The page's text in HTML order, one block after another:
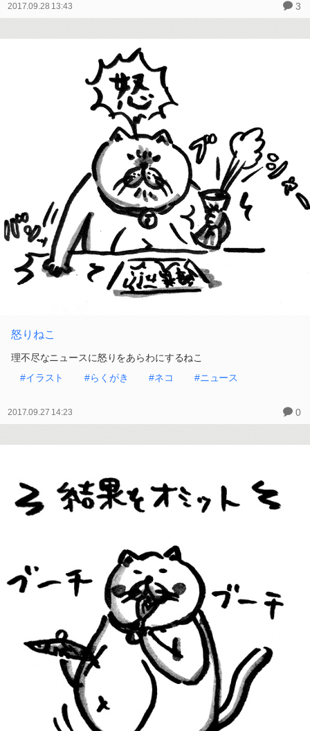
2017.09.28 13:43 3
怒りねこ
理不尽なニュースに怒りをあらわにするねこ
#イラスト
#らくがき #ネコ #ニュース
2017.09.27 14:23 0